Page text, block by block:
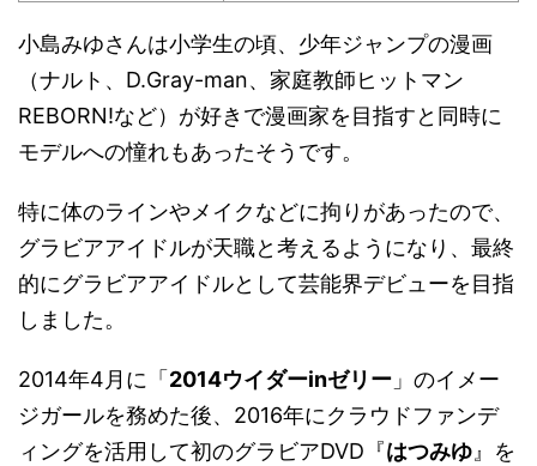
小島みゆさんは小学生の頃、少年ジャンプの漫画
（ナルト、D.Gray-man、家庭教師ヒットマン
REBORN!など）が好きで漫画家を目指すと同時に
モデルへの憧れもあったそうです。
特に体のラインやメイクなどに拘りがあったので、
グラビアアイドルが天職と考えるようになり、最終
的にグラビアアイドルとして芸能界デビューを目指
しました。
2014年4月に「2014ウイダーinゼリー 」のイメー
ジガールを務めた後、2016年にクラウドファンデ
ィングを活用して初のグラビアDVD『はつみゆ 』を